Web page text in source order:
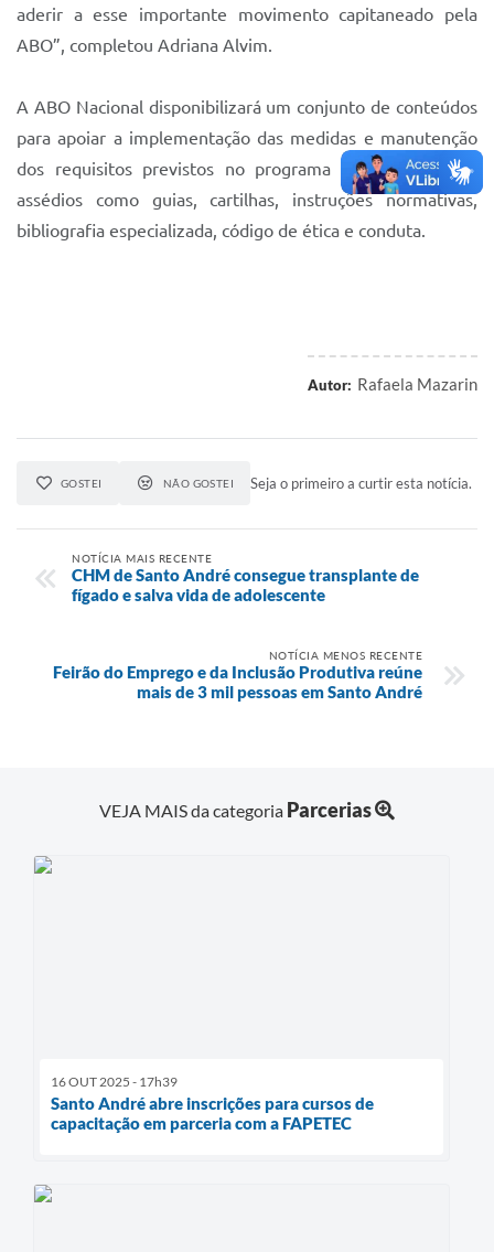
aderir a esse importante movimento capitaneado pela
ABO”, completou Adriana Alvim.
A ABO Nacional disponibilizará um conjunto de conteúdos
para apoiar a implementação das medidas e manutenção
dos requisitos previstos no programa de combate aos
assédios como guias, cartilhas, instruções normativas,
bibliografia especializada, código de ética e conduta.
Autor: Rafaela Mazarin
GOSTEI NÃO GOSTEI Seja o primeiro a curtir esta notícia.
NOTÍCIA MAIS RECENTE
CHM de Santo André consegue transplante de
fígado e salva vida de adolescente
NOTÍCIA MENOS RECENTE
Feirão do Emprego e da Inclusão Produtiva reúne
mais de 3 mil pessoas em Santo André
VEJA MAIS da categoria Parcerias
16 OUT 2025 - 17h39
Santo André abre inscrições para cursos de
capacitação em parceria com a FAPETEC